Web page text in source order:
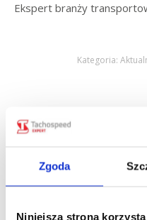
Zgoda
Niniejsza strona
Ekspert branży
Kategoria:
on